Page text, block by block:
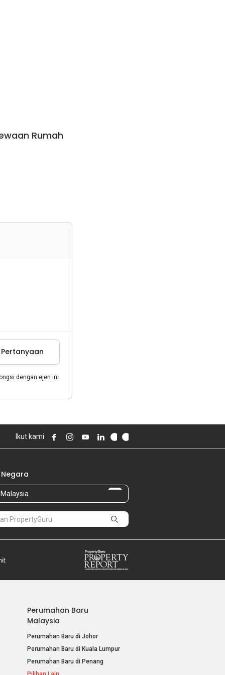
Rumah
Pertanyaan
dengan ejen ini
Ikut kami
Malaysia
Perumahan Baru
Malaysia
Perumahan Baru di Johor
Perumahan Baru di Kuala Lumpur
Perumahan Baru di Penang